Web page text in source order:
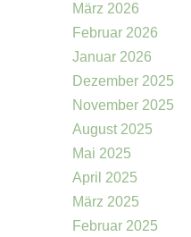
März 2026
Februar 2026
Januar 2026
Dezember 2025
November 2025
August 2025
Mai 2025
April 2025
März 2025
Februar 2025